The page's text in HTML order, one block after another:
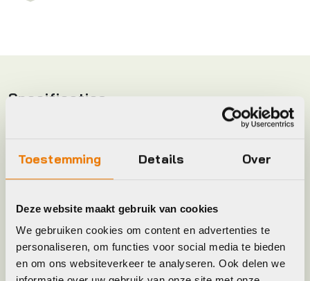
Toestemming Details Over
Deze website maakt gebruik van cookies
We gebruiken cookies om content en advertenties te
personaliseren, om functies voor social media te bieden
en om ons websiteverkeer te analyseren. Ook delen we
Specificaties
Uni
Keyword
Leverstatus Op voorraad bij leverancier